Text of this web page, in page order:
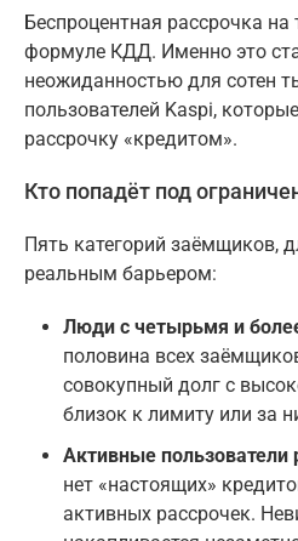
Беспроцентная рассрочка
формуле КДД. Именно это
неожиданностью для сотен
пользователей Kaspi,
рассрочку «кредитом».
Кто попадёт под
Пять категорий заёмщиков,
реальным барьером:
Люди с четырьмя и
половина всех
совокупный долг с
близок к лимиту или за
Активные пользователи
нет «настоящих»
активных рассрочек.